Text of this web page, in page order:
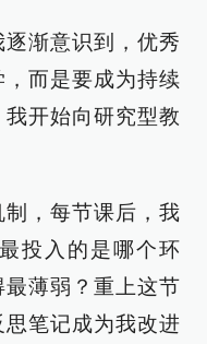
渐意识到，优秀
而是要成为持续
开始向研究型教
，每节课后，我
投入的是哪个环
薄弱？重上这节
笔记成为我改进